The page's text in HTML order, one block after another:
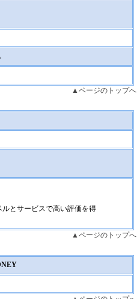
▲ページのトップへ
とサービスで高い評価を得
▲ページのトップへ